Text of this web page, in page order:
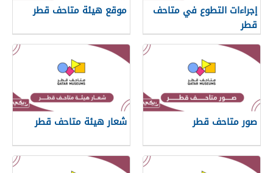
إجراءات التطوع في متاحف
قطر
موقع هيئة متاحف قطر
صور متاحف قطر شعار هيئة متاحف قطر